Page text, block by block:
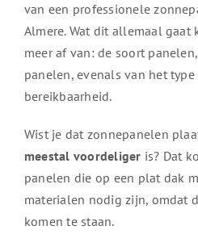
van een professionele
Almere. Wat dit allemaal gaat
meer af van: de soort
panelen, evenals van het
bereikbaarheid.
Wist je dat zonnepanelen
meestal voordeliger is? Dat
panelen die op een plat dak
materialen nodig zijn, omdat
komen te staan.